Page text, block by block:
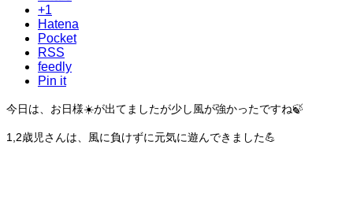
+1
Hatena
Pocket
RSS
feedly
Pin it
今日は、お日様☀️が出てましたが少し風が強かったですね🍃
1,2歳児さんは、風に負けずに元気に遊んできました💪